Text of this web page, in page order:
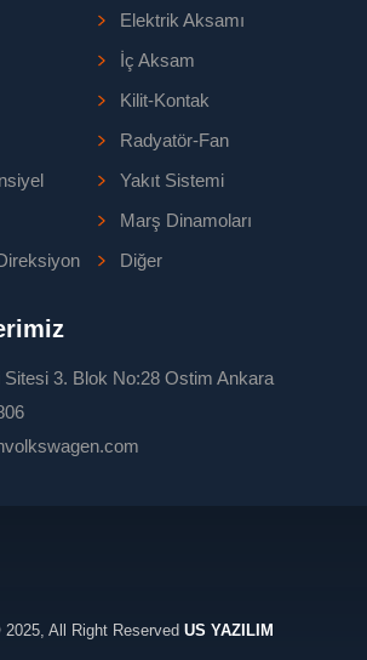
Elektrik Aksamı
İç Aksam
Kilit-Kontak
Radyatör-Fan
Yakıt Sistemi
Marş Dinamoları
Diğer
Sitesi 3. Blok No:28 Ostim Ankara
All Right Reserved US YAZILIM